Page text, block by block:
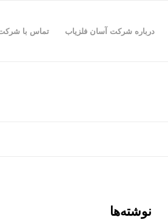
درباره شرکت آسان فلزیاب تماس با
نوشته‌ها